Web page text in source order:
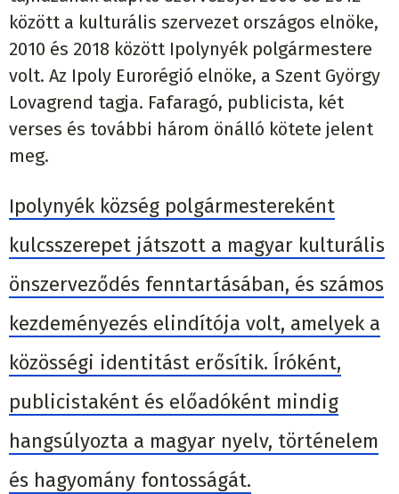
között a kulturális szervezet országos elnöke,
2010 és 2018 között Ipolynyék polgármestere
volt. Az Ipoly Eurorégió elnöke, a Szent György
Lovagrend tagja. Fafaragó, publicista, két
verses és további három önálló kötete jelent
meg.
Ipolynyék község polgármestereként
kulcsszerepet játszott a magyar kulturális
önszerveződés fenntartásában, és számos
kezdeményezés elindítója volt, amelyek a
közösségi identitást erősítik. Íróként,
publicistaként és előadóként mindig
hangsúlyozta a magyar nyelv, történelem
és hagyomány fontosságát.